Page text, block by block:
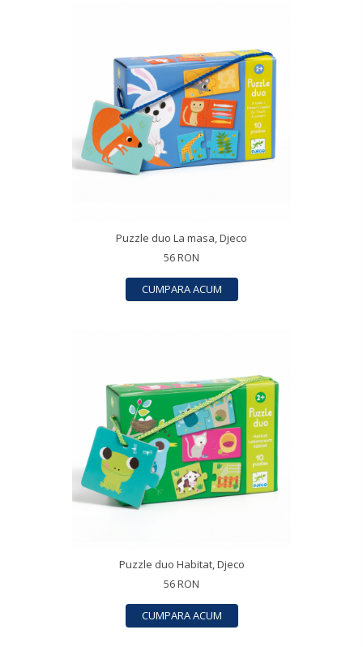
Puzzle duo La masa, Djeco
56 RON
CUMPARA ACUM
Puzzle duo Habitat, Djeco
56 RON
CUMPARA ACUM